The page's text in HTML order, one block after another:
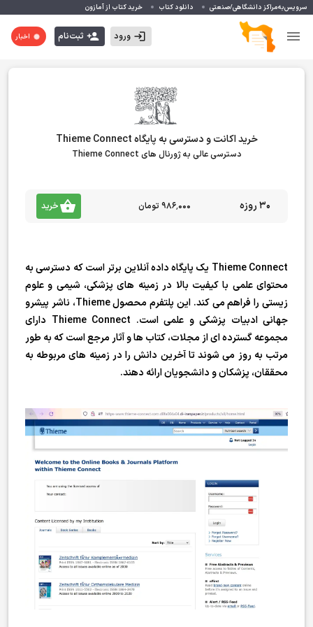
سرویس‌به‌مراکز دانشگاهی/صنعتی دانلود کتاب خرید کتاب از آمازون
ورود ثبت‌نام اخبار
خرید اکانت و دسترسی به پایگاه Thieme Connect
دسترسی عالی به ژورنال های Thieme Connect
30 روزه ۹۸۶٬۰۰۰ تومان خرید
Thieme Connect یک پایگاه داده آنلاین برتر است که دسترسی به
محتوای علمی با کیفیت بالا در زمینه های پزشکی، شیمی و علوم
زیستی را فراهم می کند. این پلتفرم محصول Thieme، ناشر پیشرو
جهانی ادبیات پزشکی و علمی است. Thieme Connect دارای
مجموعه گسترده ای از مجلات، کتاب ها و آثار مرجع است که به طور
مرتب به روز می شوند تا آخرین دانش را در زمینه های مربوطه به
محققان، پزشکان و دانشجویان ارائه دهند.